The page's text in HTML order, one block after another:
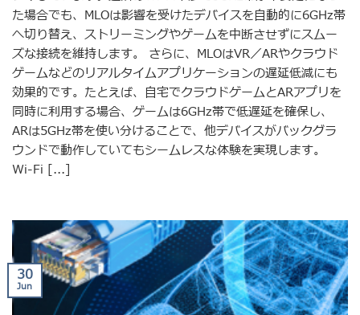
た場合でも、MLOは影響を受けたデバイスを自動的に6GHz帯
へ切り替え、ストリーミングやゲームを中断させずにスムー
ズな接続を維持します。 さらに、MLOはVR／ARやクラウド
ゲームなどのリアルタイムアプリケーションの遅延低減にも
効果的です。たとえば、自宅でクラウドゲームとARアプリを
同時に利用する場合、ゲームは6GHz帯で低遅延を確保し、
ARは5GHz帯を使い分けることで、他デバイスがバックグラ
ウンドで動作していてもシームレスな体験を実現します。
Wi-Fi [...]
30
Jun